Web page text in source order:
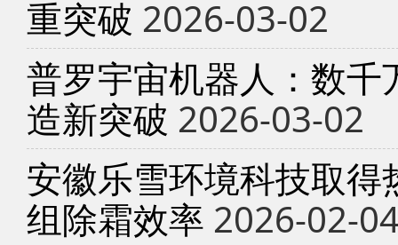
重突破 2026-03-02
普罗宇宙机器人：数
造新突破 2026-03-02
安徽乐雪环境科技取
组除霜效率 2026-02-